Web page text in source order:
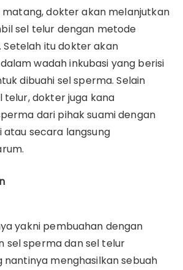
dokter akan melanjutkan
sel telur dengan metode
Setelah itu dokter akan
wadah inkubasi yang berisi
dibuahi sel sperma. Selain
telur, dokter juga kana
dari pihak suami dengan
secara langsung
yakni pembuahan dengan
sel sperma dan sel telur
nantinya menghasilkan sebuah